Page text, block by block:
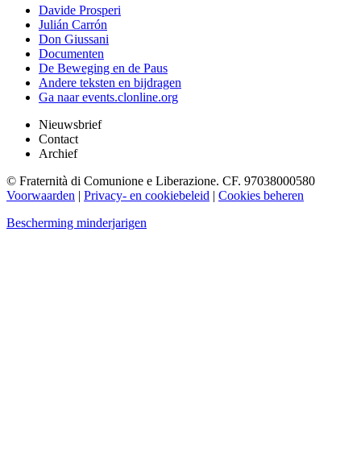
Davide Prosperi
Julián Carrón
Don Giussani
Documenten
De Beweging en de Paus
Andere teksten en bijdragen
Ga naar events.clonline.org
Nieuwsbrief
Contact
Archief
© Fraternità di Comunione e Liberazione. CF. 97038000580
Voorwaarden | Privacy- en cookiebeleid | Cookies beheren
Bescherming minderjarigen